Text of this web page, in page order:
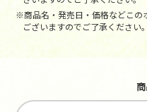
※商品名・発売日・価格などこの
ございますのでご了承ください。